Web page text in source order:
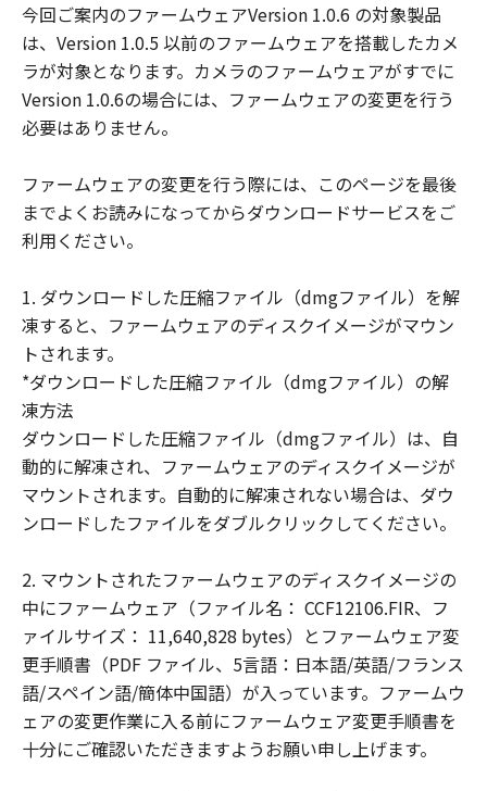
客様に譲渡あるいは許諾されるものではあ
りません。
(3) 「許諾ソフトウェア」には、オープン
ソースソフトウェアが含まれております。
かかるオープンソースソフトウェアに対し
わらず、キヤノンのデジタルカメラ製品の
オンラインマニュアルまたは機種仕様が記
載されたウェブページに記載されたオープ
れ適用されます。
制限
(1) 「本契約」に明示的に定める場合を除
き、お客様は、「許諾ソフトウェア」を複
製、または第三者に再使用許諾、譲渡、販
売、頒布、賃貸、リースもしくは貸与する
ことはできません。
(2) お客様は、「許諾ソフトウェア」の全
部または一部を修正、改変、翻訳、翻案、
逆コンパイル、逆アセンブル、その他リバ
ースエンジニアリング等することはできま
せん。また第三者にこのような行為をさせ
てはなりません。
帰属
「許諾ソフトウェア」に係る知的財産権
は、その内容によりキヤノンまたはキヤノ
今回ご案内のファームウェアVersion 1.0.6 の対象製品
は、Version 1.0.5 以前のファームウェアを搭載したカメ
ラが対象となります。カメラのファームウェアがすでに
Version 1.0.6の場合には、ファームウェアの変更を行う
必要はありません。
ファームウェアの変更を行う際には、このページを最後
までよくお読みになってからダウンロードサービスをご
利用ください。
1. ダウンロードした圧縮ファイル（dmgファイル）を解
凍すると、ファームウェアのディスクイメージがマウン
トされます。
*ダウンロードした圧縮ファイル（dmgファイル）の解
凍方法
ダウンロードした圧縮ファイル（dmgファイル）は、自
動的に解凍され、ファームウェアのディスクイメージが
マウントされます。自動的に解凍されない場合は、ダウ
ンロードしたファイルをダブルクリックしてください。
2. マウントされたファームウェアのディスクイメージの
中にファームウェア（ファイル名： CCF12106.FIR、フ
ァイルサイズ： 11,640,828 bytes）とファームウェア変
更手順書（PDF ファイル、5言語：日本語/英語/フランス
語/スペイン語/簡体中国語）が入っています。ファームウ
ェアの変更作業に入る前にファームウェア変更手順書を
十分にご確認いただきますようお願い申し上げます。